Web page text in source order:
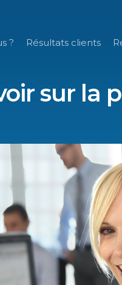
? Résultats clients
sur la